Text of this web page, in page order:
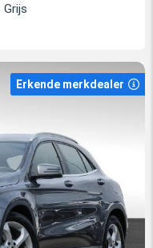
Grijs
Erkende merkdealer